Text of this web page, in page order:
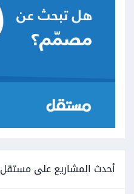
أحدث المشاريع على مستقل